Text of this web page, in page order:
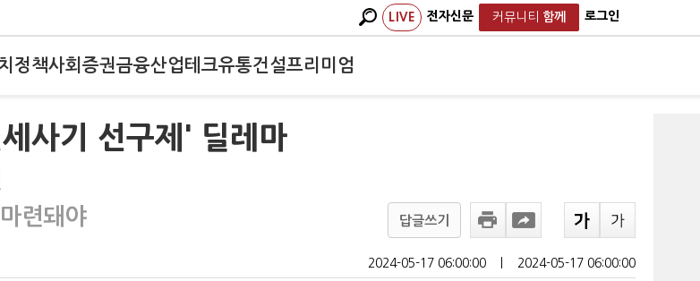
LIVE 전자신문 커뮤니티 함께 로그인
정책사회 증권금융산업테크유통건설프리미엄
사기 선구제' 딜레마
련돼야
답글쓰기
2024-05-17 06:00:00 2024-05-17 06:00:00